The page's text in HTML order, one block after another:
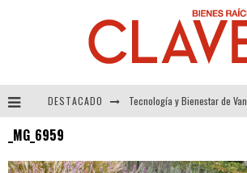
DESTACADO
_MG_6959